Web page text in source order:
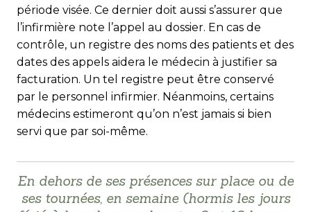
période visée. Ce dernier doit aussi s’assurer que
l’infirmière note l’appel au dossier. En cas de
contrôle, un registre des noms des patients et des
dates des appels aidera le médecin à justifier sa
facturation. Un tel registre peut être conservé
par le personnel infirmier. Néanmoins, certains
médecins estimeront qu’on n’est jamais si bien
servi que par soi-même.
En dehors de ses présences sur place ou de
ses tournées, en semaine (hormis les jours